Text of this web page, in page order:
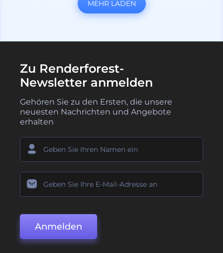
MEHR LADEN
Zu Renderforest-
Newsletter anmelden
Gehören Sie zu den Ersten, die unsere
neuesten Nachrichten und Angebote
erhalten
Anmelden